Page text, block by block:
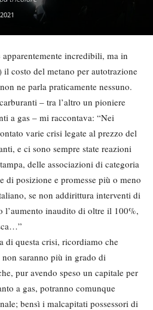
apparentemente incredibili, ma in
costo del metano per autotrazione
ne parla praticamente nessuno.
– tra l’altro un pioniere
a gas – mi raccontava: “Nei
varie crisi legate al prezzo del
e ci sono sempre state reazioni
delle associazioni di categoria
di posizione e promesse più o meno
se non addirittura interventi di
l’aumento inaudito di oltre il 100%,
di questa crisi, ricordiamo che
saranno più in grado di
pur avendo speso un capitale per
a gas, potranno comunque
bensì i malcapitati possessori di